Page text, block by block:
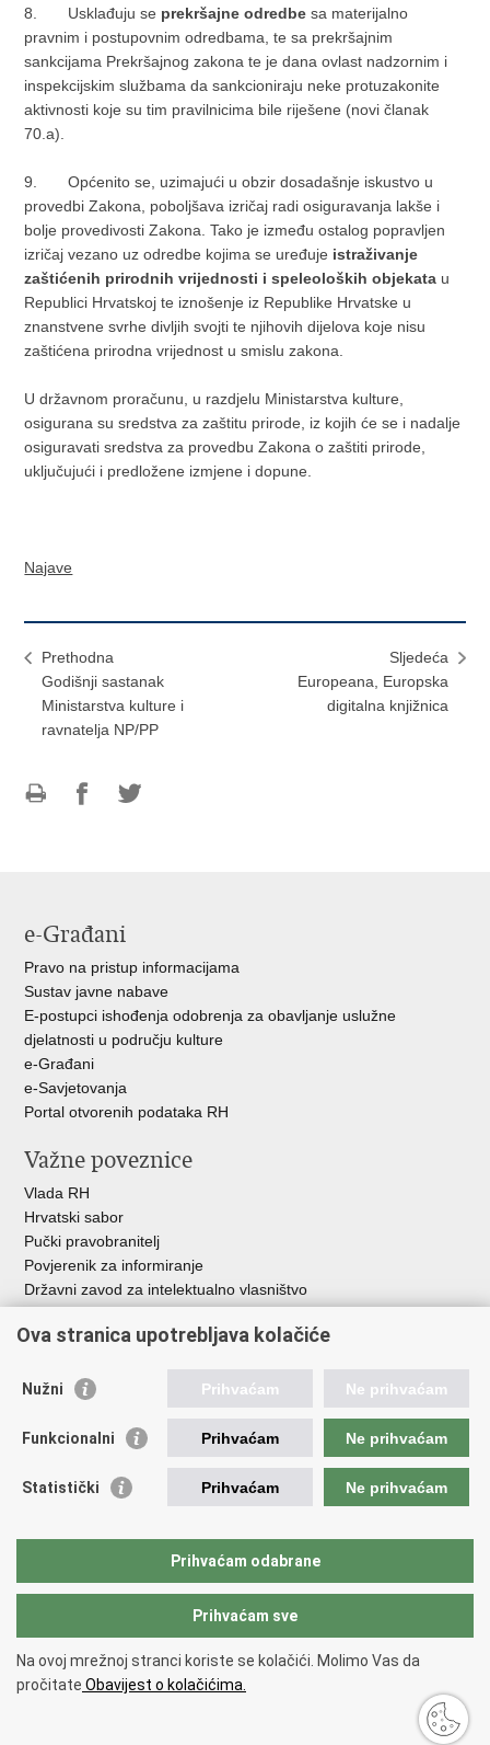
8. Usklađuju se prekršajne odredbe sa materijalno
pravnim i postupovnim odredbama, te sa prekršajnim
sankcijama Prekršajnog zakona te je dana ovlast nadzornim i
inspekcijskim službama da sankcioniraju neke protuzakonite
aktivnosti koje su tim pravilnicima bile riješene (novi članak
70.a).
9.
Općenito se, uzimajući u obzir dosadašnje iskustvo u
provedbi Zakona, poboljšava izričaj radi osiguravanja lakše i
bolje provedivosti Zakona. Tako je između ostalog popravljen
izričaj vezano uz odredbe kojima se uređuje istraživanje
zaštićenih prirodnih vrijednosti i speleoloških objekata u
Republici Hrvatskoj te iznošenje iz Republike Hrvatske u
znanstvene svrhe divljih svojti te njihovih dijelova koje nisu
zaštićena prirodna vrijednost u smislu zakona.
U državnom proračunu, u razdjelu Ministarstva kulture,
osigurana su sredstva za zaštitu prirode, iz kojih će se i nadalje
osiguravati sredstva za provedbu Zakona o zaštiti prirode,
uključujući i predložene izmjene i dopune.
Najave
Prethodna
Godišnji sastanak
Ministarstva kulture i
ravnatelja NP/PP
Sljedeća
Europeana, Europska
digitalna knjižnica
e-Građani
Pravo na pristup informacijama
Sustav javne nabave
E-postupci ishođenja odobrenja za obavljanje uslužne
djelatnosti u području kulture
e-Građani
e-Savjetovanja
Portal otvorenih podataka RH
Važne poveznice
Vlada RH
Hrvatski sabor
Pučki pravobranitelj
Povjerenik za informiranje
Državni zavod za intelektualno vlasništvo
HAKOM
Ostale poveznice
Hrvatski audiovizualni centar
Creative Europe
EU National Institutes for Culture
Međunarodni centar za podvodnu arheologiju u Zadru (MCPA)
Copyright © 2026 Ministarstvo kulture i medija.
pristupačnosti.
Ova stranica upotrebljava kolačiće
Nužni Prihvaćam Ne prihvaćam
Funkcionalni Prihvaćam Ne prihvaćam
Statistički Prihvaćam Ne prihvaćam
Prihvaćam odabrane
Prihvaćam sve
Na ovoj mrežnoj stranci koriste se kolačići. Molimo Vas da
pročitate Obavijest o kolačićima.